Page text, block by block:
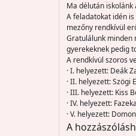
Ma délután
A feladatokat idén
mezőny rendkívül
Gratulálunk minden
gyerekeknek pedig
A rendkívül szoros
· I. helyezett: Deák
· II. helyezett: Szögi
· III. helyezett: Kiss
· IV. helyezett:
· V. helyezett:
A